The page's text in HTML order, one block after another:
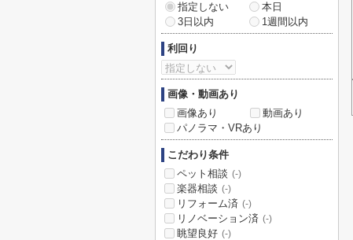
指定しない
本日
3日以内
1週間以内
利回り
画像・動画あり
画像あり
動画あり
パノラマ・VRあり
こだわり条件
ペット相談 (-)
楽器相談 (-)
リフォーム済 (-)
リノベーション済 (-)
眺望良好 (-)